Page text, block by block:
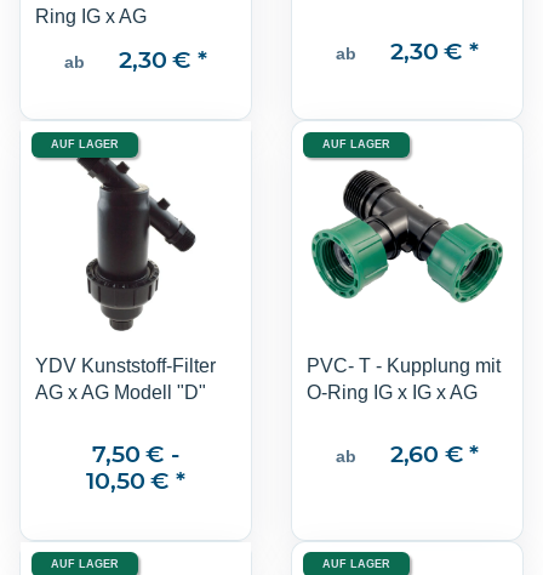
Ring IG x AG
ab 2,30 € * ab 2,30 € *
AUF LAGER
YDV Kunststoff-Filter
AG x AG Modell "D"
7,50 € -
10,50 € *
AUF LAGER
PVC- T - Kupplung mit
O-Ring IG x IG x AG
ab 2,60 €*
AUF LAGER AUF LAGER